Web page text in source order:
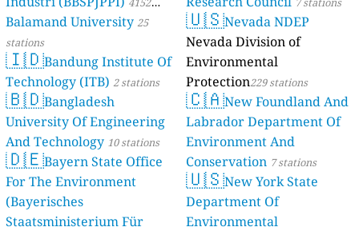
stations
Balamand University25
stations
🇮🇩Bandung Institute Of
Technology (ITB) 2 stations
🇧🇩Bangladesh
University Of Engineering
And Technology 10 stations
🇩🇪Bayern State Office
For The Environment
(Bayerisches
Staatsministerium Für
🇺🇸Nevada NDEP
Nevada Division of
Environmental
Protection229 stations
🇨🇦New Foundland And
Labrador Department Of
Environment And
Conservation 7 stations
🇺🇸New York State
Department Of
Environmental